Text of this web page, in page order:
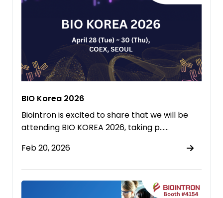
BIO Korea 2026
Biointron is excited to share that we will be
attending BIO KOREA 2026, taking p……
Feb 20, 2026